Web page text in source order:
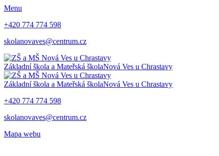
Menu
+420 774 774 598
skolanovaves@centrum.cz
Základní škola a Mateřská školaNová Ves u Chrastavy
Základní škola a Mateřská školaNová Ves u Chrastavy
+420 774 774 598
skolanovaves@centrum.cz
Mapa webu